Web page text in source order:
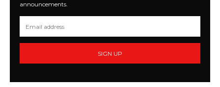
announcements.
SIGN UP